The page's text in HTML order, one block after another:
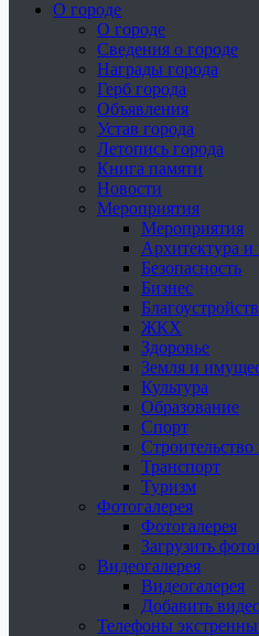
О городе
О городе
Сведения о городе
Награды города
Герб города
Объявления
Устав города
Летопись города
Книга памяти
Новости
Мероприятия
Мероприятия
Архитектура и
Безопасность
Бизнес
ЖКХ
Здоровье
Земля и
Культура
Образование
Спорт
Транспорт
Туризм
Фотогалерея
Фотогалерея
Загрузить
Видеогалерея
Видеогалерея
Добавить
Телефоны